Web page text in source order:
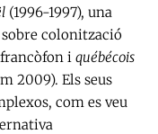
(1996-1997), una
colonització
i québécois
2009). Els seus
com es veu